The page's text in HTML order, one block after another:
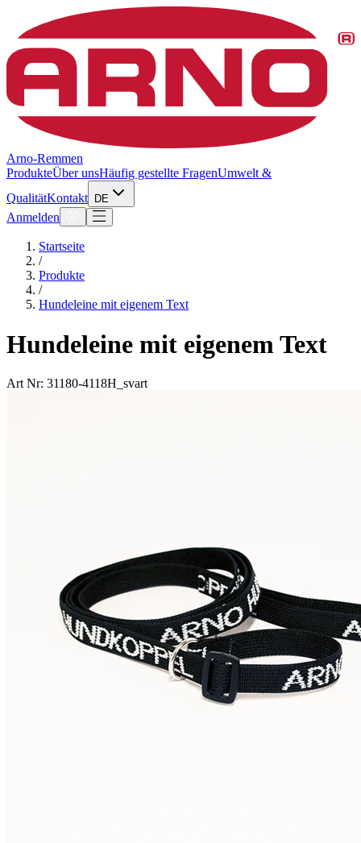
Arno-Remmen
ProdukteÜber unsHäufig gestellte FragenUmwelt &
QualitätKontakt DE
Anmelden
Startseite
/
Produkte
/
Hundeleine mit eigenem Text
Hundeleine mit eigenem Text
Art Nr: 31180-4118H_svart